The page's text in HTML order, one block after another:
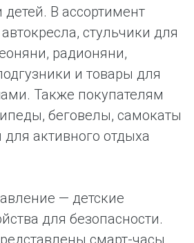
В ассортимент
стульчики для
радионяни,
и товары для
Также покупателям
беговелы, самокаты
для активного отдыха
— детские
для безопасности.
смарт-часы